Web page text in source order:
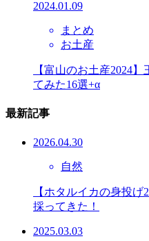
2024.01.09
まとめ
お土産
【富山のお土産2024
てみた16選+α
最新記事
2026.04.30
自然
【ホタルイカの身投
採ってきた！
2025.03.03